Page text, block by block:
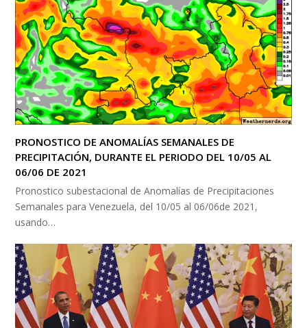
PRONOSTICO DE ANOMALÍAS SEMANALES DE
PRECIPITACIÓN, DURANTE EL PERIODO DEL 10/05 AL
06/06 DE 2021
Pronostico subestacional de Anomalías de Precipitaciones
Semanales para Venezuela, del 10/05 al 06/06de 2021,
usando…